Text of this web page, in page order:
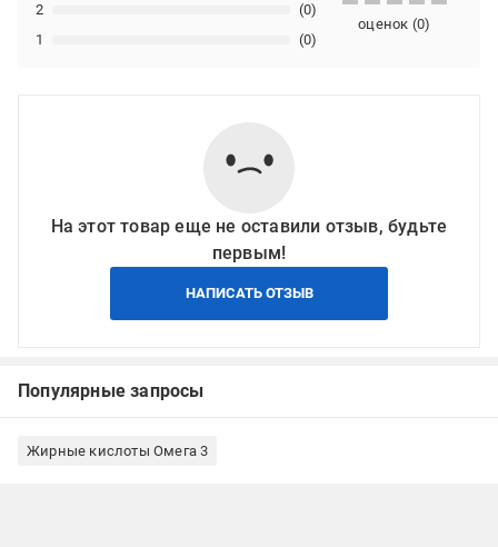
1 (0)
2 (0)
оценок (0)
На этот товар еще не оставили отзыв, будьте
первым!
НАПИСАТЬ ОТЗЫВ
Популярные запросы
Жирные кислоты Омега 3